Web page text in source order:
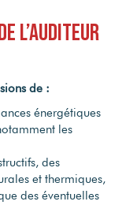
l’auditeur
de :
énergétiques
les
des
et thermiques,
des éventuelles